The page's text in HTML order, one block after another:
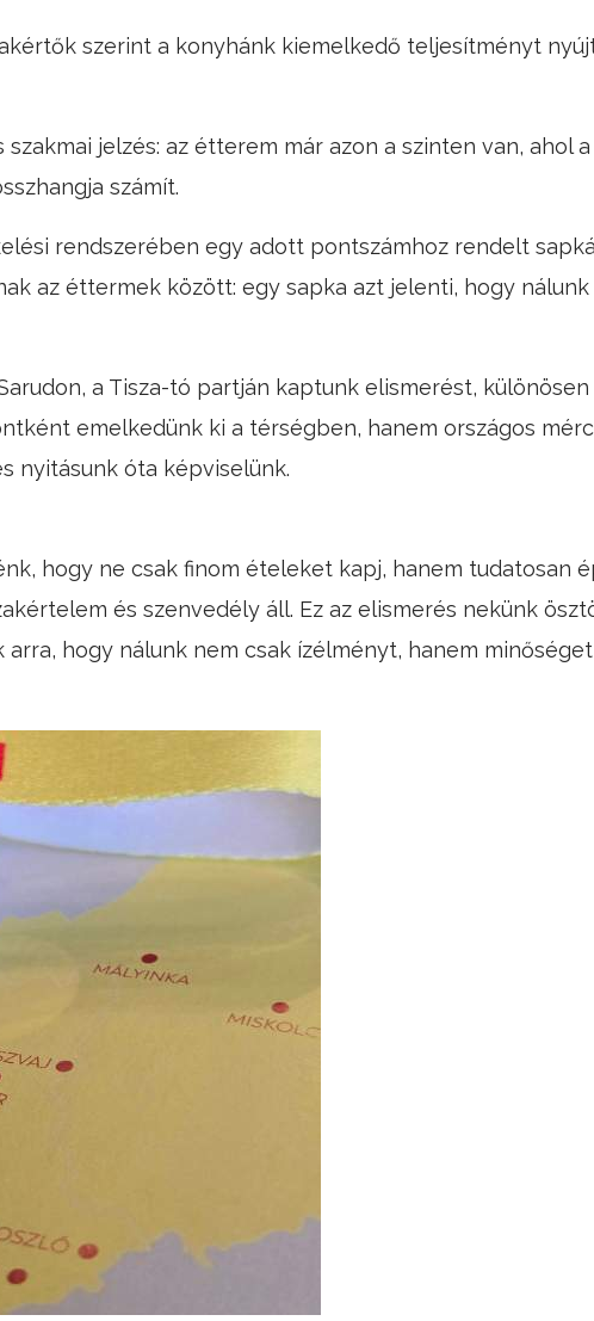
szerint a konyhánk kiemelkedő teljesítményt
szakmai jelzés: az étterem már azon a szinten van, ahol
számít.
rendszerében egy adott pontszámhoz rendelt
az éttermek között: egy sapka azt jelenti, hogy nálunk
a Tisza-tó partján kaptunk elismerést,
emelkedünk ki a térségben, hanem országos
nyitásunk óta képviselünk.
hogy ne csak finom ételeket kapj, hanem tudatosan
és szenvedély áll. Ez az elismerés nekünk
hogy nálunk nem csak ízélményt, hanem minőséget